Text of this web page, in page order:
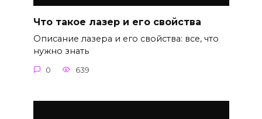
Что такое лазер и его свойства
Описание лазера и его свойства: все, что
нужно знать
0 639